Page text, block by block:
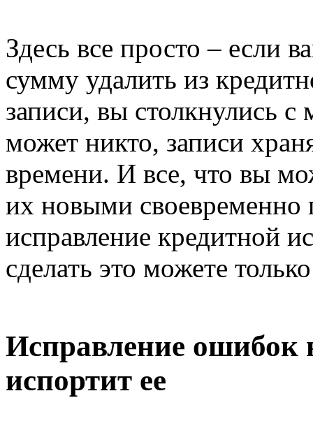
Здесь все просто – если
сумму удалить из
записи, вы столкнулись
может никто, записи
времени. И все, что вы
их новыми
исправление кредитной
сделать это можете
Исправление ошибок
испортит ее